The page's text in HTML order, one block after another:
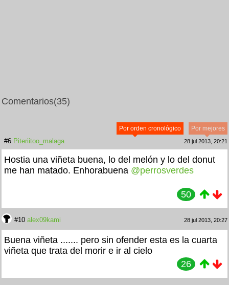
Comentarios(35)
Por mejores
Por orden cronológico
#6 Piteriitoo_malaga 28 jul 2013, 20:21
Hostia una viñeta buena, lo del melón y lo del donut
me han matado. Enhorabuena @perrosverdes
50
#10 alex09kami 28 jul 2013, 20:27
Buena viñeta ....... pero sin ofender esta es la cuarta
viñeta que trata del morir e ir al cielo
26